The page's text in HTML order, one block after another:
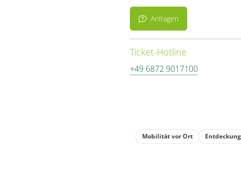
Anfragen
Ticket-Hotline
+49 6872 9017100
Mobilität vor Ort